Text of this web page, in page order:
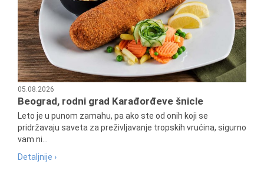
05.08.2026
Beograd, rodni grad Karađorđeve šnicle
Leto je u punom zamahu, pa ako ste od onih koji se
pridržavaju saveta za preživljavanje tropskih vrućina, sigurno
vam ni...
Detaljnije ›